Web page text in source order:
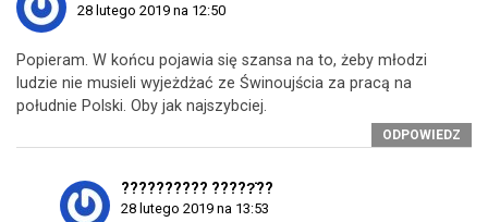
28 lutego 2019 na 12:50
Popieram. W końcu pojawia się szansa na to, żeby młodzi
ludzie nie musieli wyjeżdżać ze Świnoujścia za pracą na
południe Polski. Oby jak najszybciej.
ODPOWIEDZ
?????????? ?????̇??
28 lutego 2019 na 13:53